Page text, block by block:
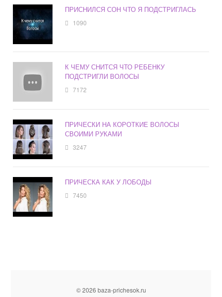
ПРИСНИЛСЯ СОН ЧТО Я ПОДСТРИГЛАСЬ
1090
К ЧЕМУ СНИТСЯ ЧТО РЕБЕНКУ
ПОДСТРИГЛИ ВОЛОСЫ
7172
ПРИЧЕСКИ НА КОРОТКИЕ ВОЛОСЫ
СВОИМИ РУКАМИ
3247
ПРИЧЕСКА КАК У ЛОБОДЫ
7450
© 2026 baza-prichesok.ru